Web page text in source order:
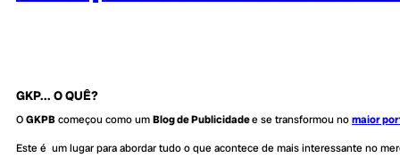
GKP... O QUÊ?
OGKPBcomeçou como umBlog de Publicidadee se transformou nomaior
Este é um lugar para abordar tudo o que acontece de mais interessante no